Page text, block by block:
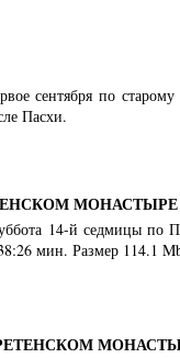
сентября по старому
Пасхи.
14-й седмицы по
мин. Размер 114.1